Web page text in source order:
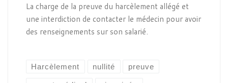
La charge de la preuve du harcèlement allégé et
une interdiction de contacter le médecin pour avoir
des renseignements sur son salarié.
Harcèlement nullité preuve